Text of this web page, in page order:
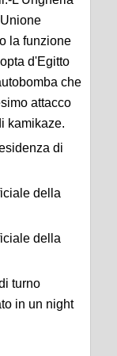
la funzione
d'Egitto
che
attacco
kamikaze.
di
della
della
turno
in un night